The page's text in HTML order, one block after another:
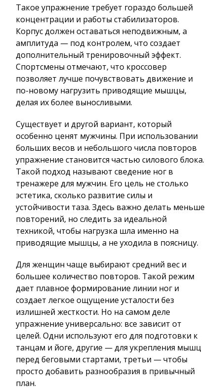
Такое упражнение требует гораздо большей
концентрации и работы стабилизаторов.
Корпус должен оставаться неподвижным, а
амплитуда — под контролем, что создает
дополнительный тренировочный эффект.
Спортсмены отмечают, что кроссовер
позволяет лучше почувствовать движение и
по-новому нагрузить приводящие мышцы,
делая их более выносливыми.
Существует и другой вариант, который
особенно ценят мужчины. При использовании
больших весов и небольшого числа повторов
упражнение становится частью силового блока.
Такой подход называют сведение ног в
тренажере для мужчин. Его цель не столько
эстетика, сколько развитие силы и
устойчивости таза. Здесь важно делать меньше
повторений, но следить за идеальной
техникой, чтобы нагрузка шла именно на
приводящие мышцы, а не уходила в поясницу.
Для женщин чаще выбирают средний вес и
большее количество повторов. Такой режим
дает плавное формирование линии ног и
создает легкое ощущение усталости без
излишней жесткости. Но на самом деле
упражнение универсально: все зависит от
целей. Одни используют его для подготовки к
танцам и йоге, другие — для укрепления мышц
перед беговыми стартами, третьи — чтобы
просто добавить разнообразия в привычный
план.